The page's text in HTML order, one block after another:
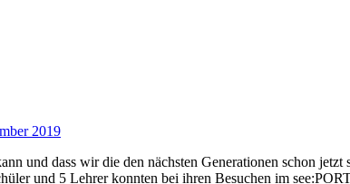
2019
und dass wir die den nächsten Generationen schon
und 5 Lehrer konnten bei ihren Besuchen im